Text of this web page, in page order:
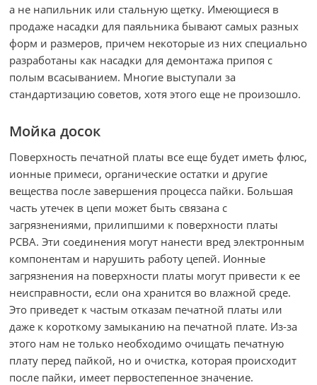
а не напильник или стальную щетку. Имеющиеся в
продаже насадки для паяльника бывают самых разных
форм и размеров, причем некоторые из них специально
разработаны как насадки для демонтажа припоя с
полым всасыванием. Многие выступали за
стандартизацию советов, хотя этого еще не произошло.
Мойка досок
Поверхность печатной платы все еще будет иметь флюс,
ионные примеси, органические остатки и другие
вещества после завершения процесса пайки. Большая
часть утечек в цепи может быть связана с
загрязнениями, прилипшими к поверхности платы
PCBA. Эти соединения могут нанести вред электронным
компонентам и нарушить работу цепей. Ионные
загрязнения на поверхности платы могут привести к ее
неисправности, если она хранится во влажной среде.
Это приведет к частым отказам печатной платы или
даже к короткому замыканию на печатной плате. Из-за
этого нам не только необходимо очищать печатную
плату перед пайкой, но и очистка, которая происходит
после пайки, имеет первостепенное значение.